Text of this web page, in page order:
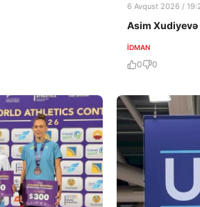
6 Avqust 2026 /
Asim
İDMAN
0 0